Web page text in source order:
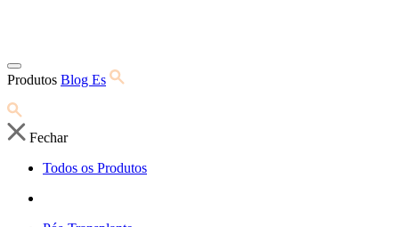
Produtos Blog Es
Fechar
Todos os Produtos